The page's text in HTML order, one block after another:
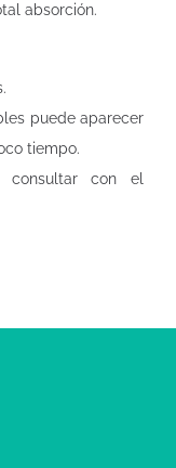
absorción.
puede aparecer
tiempo.
con el